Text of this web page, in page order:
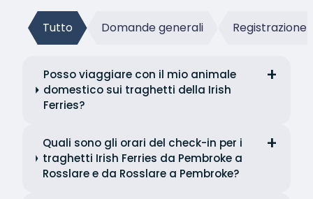
Tutto Domande generali Registrazione
Posso viaggiare con il mio animale
domestico sui traghetti della Irish
Ferries?
Quali sono gli orari del check-in per i
traghetti Irish Ferries da Pembroke a
Rosslare e da Rosslare a Pembroke?